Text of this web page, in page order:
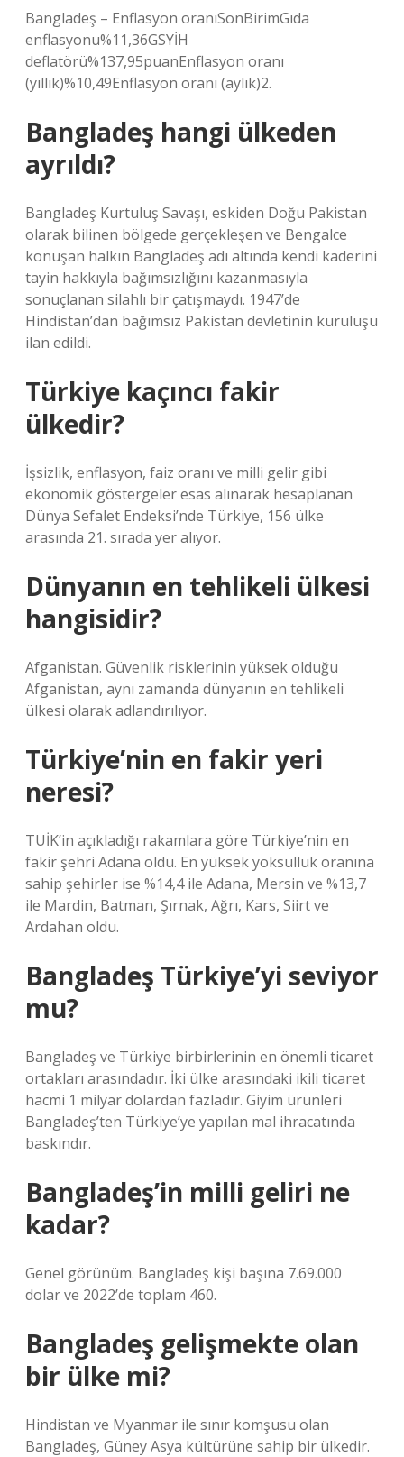
Bangladeş – Enflasyon oranıSonBirimGıda
enflasyonu%11,36GSYİH
deflatörü%137,95puanEnflasyon oranı
(yıllık)%10,49Enflasyon oranı (aylık)2.
Bangladeş hangi ülkeden
ayrıldı?
Bangladeş Kurtuluş Savaşı, eskiden Doğu Pakistan
olarak bilinen bölgede gerçekleşen ve Bengalce
konuşan halkın Bangladeş adı altında kendi kaderini
tayin hakkıyla bağımsızlığını kazanmasıyla
sonuçlanan silahlı bir çatışmaydı. 1947’de
Hindistan’dan bağımsız Pakistan devletinin kuruluşu
ilan edildi.
Türkiye kaçıncı fakir
ülkedir?
İşsizlik, enflasyon, faiz oranı ve milli gelir gibi
ekonomik göstergeler esas alınarak hesaplanan
Dünya Sefalet Endeksi’nde Türkiye, 156 ülke
arasında 21. sırada yer alıyor.
Dünyanın en tehlikeli ülkesi
hangisidir?
Afganistan. Güvenlik risklerinin yüksek olduğu
Afganistan, aynı zamanda dünyanın en tehlikeli
ülkesi olarak adlandırılıyor.
Türkiye’nin en fakir yeri
neresi?
TUİK’in açıkladığı rakamlara göre Türkiye’nin en
fakir şehri Adana oldu. En yüksek yoksulluk oranına
sahip şehirler ise %14,4 ile Adana, Mersin ve %13,7
ile Mardin, Batman, Şırnak, Ağrı, Kars, Siirt ve
Ardahan oldu.
Bangladeş Türkiye’yi seviyor
mu?
Bangladeş ve Türkiye birbirlerinin en önemli ticaret
ortakları arasındadır. İki ülke arasındaki ikili ticaret
hacmi 1 milyar dolardan fazladır. Giyim ürünleri
Bangladeş’ten Türkiye’ye yapılan mal ihracatında
baskındır.
Bangladeş’in milli geliri ne
kadar?
Genel görünüm. Bangladeş kişi başına 7.69.000
dolar ve 2022’de toplam 460.
Bangladeş gelişmekte olan
bir ülke mi?
Hindistan ve Myanmar ile sınır komşusu olan
Bangladeş, Güney Asya kültürüne sahip bir ülkedir.